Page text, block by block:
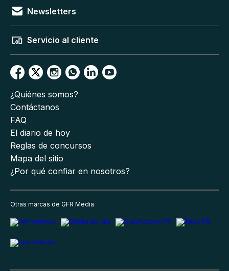
Newsletters
Servicio al cliente
¿Quiénes somos?
Contáctanos
FAQ
El diario de hoy
Reglas de concursos
Mapa del sitio
¿Por qué confiar en nosotros?
Otras marcas de GFR Media